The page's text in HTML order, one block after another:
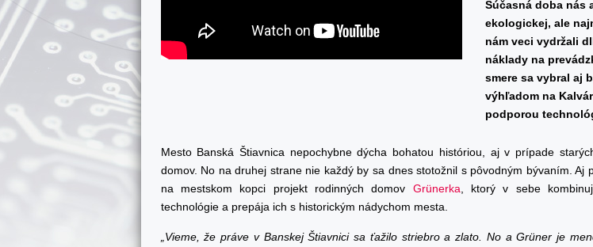
Súčasná doba nás
ekologickej, ale
nám veci vydržali
náklady na
smere sa vybral aj
výhľadom na
podporou
Mesto Banská Štiavnica nepochybne dýcha bohatou históriou, aj v prípade
domov. No na druhej strane nie každý by sa dnes stotožnil s pôvodným bývaním. Aj
na mestskom kopci projekt rodinných domov Grünerka , ktorý v sebe
technológie a prepája ich s historickým nádychom mesta.
„Vieme, že práve v Banskej Štiavnici sa ťažilo striebro a zlato. No a Grüner je